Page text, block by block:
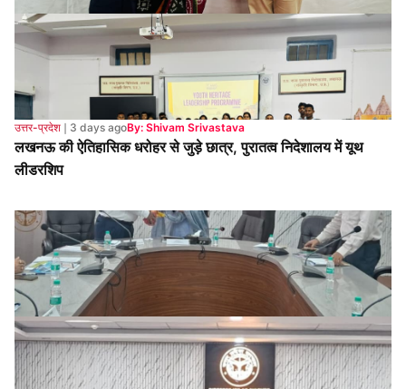
उत्तर-प्रदेश❘3 days agoBy: Shivam Srivastava
लखनऊ की ऐतिहासिक धरोहर से जुड़े छात्र, पुरातत्व निदेशालय में यूथ
उत्तर-प्रदेश❘3 days agoBy: Shivam Srivastava
यूपी लोक एवं जनजाति संस्कृति संस्थान की परिषद बैठक सम्पन्न, 2026-
27 की